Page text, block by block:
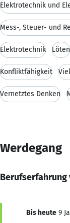
Elektrotechnik und
Mess-, Steuer- und
Elektrotechnik Löten
Konfliktfähigkeit
Vernetztes Denken
Werdegang
Berufserfahrung
Bis heute 9